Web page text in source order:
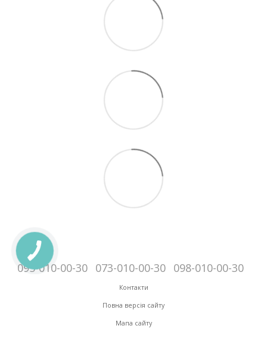
095-010-00-30 073-010-00-30 098-010-00-30
Контакти
Повна версія сайту
Мапа сайту